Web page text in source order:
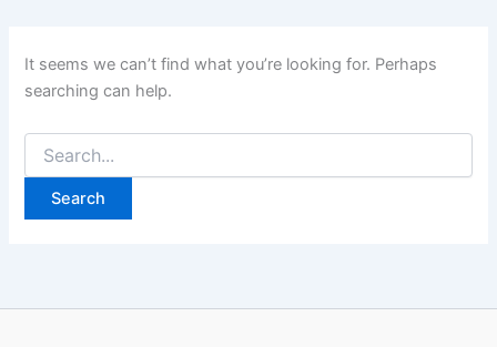
It seems we can’t find what you’re looking for. Perhaps
searching can help.